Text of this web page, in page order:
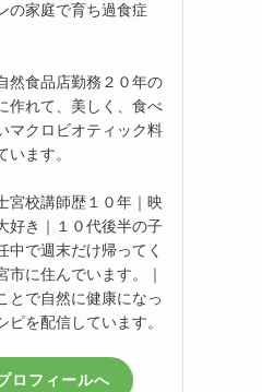
の家庭で育ち過食症
然食品店勤務２０年の
作れて、美しく、食べ
マクロビオティック料
ます。
宮校講師歴１０年｜映
好き｜１０代後半の子
中で週末だけ帰ってく
市に住んでいます。｜
とで自然に健康になっ
ピを配信しています。
ロフィールへ